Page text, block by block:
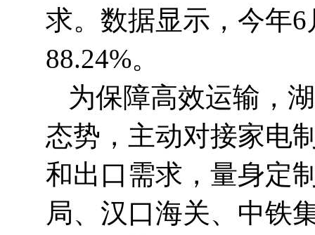
求。数据显示，今年
88.24%。
为保障高效运输，
态势，主动对接家电
和出口需求，量身定
局、汉口海关、中铁